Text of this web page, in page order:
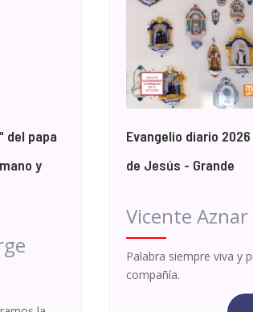
del papa
y
Evangelio diario
de Jesús - Grande
Vicente Aznar
Palabra siempre viva y
compañía.